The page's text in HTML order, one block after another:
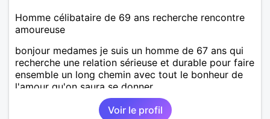
Homme célibataire de 69 ans recherche rencontre
amoureuse
bonjour medames je suis un homme de 67 ans qui
recherche une relation sérieuse et durable pour faire
ensemble un long chemin avec tout le bonheur de
l'amour qu'on saura se donner.
Voir le profil